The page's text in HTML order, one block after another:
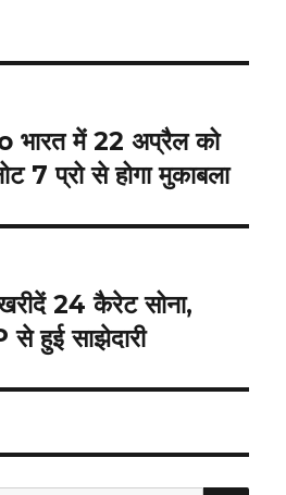
में 22 अप्रैल को
7 प्रो से होगा मुकाबला
24 कैरेट सोना,
हुई साझेदारी